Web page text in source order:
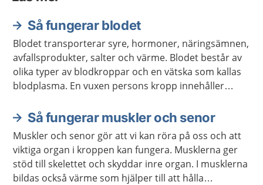
Så fungerar blodet
Blodet transporterar syre, hormoner, näringsämnen,
avfallsprodukter, salter och värme. Blodet består av
olika typer av blodkroppar och en vätska som kallas
blodplasma. En vuxen persons kropp innehåller
Så fungerar muskler och senor
Muskler och senor gör att vi kan röra på oss och att
viktiga organ i kroppen kan fungera. Musklerna ger
stöd till skelettet och skyddar inre organ. I musklerna
bildas också värme som hjälper till att hålla